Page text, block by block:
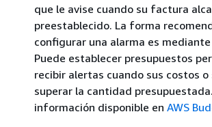
que le avise cuando su factura
preestablecido. La forma
configurar una alarma es mediante
Puede establecer presupuestos
recibir alertas cuando sus costos o
superar la cantidad
información disponible en AWS